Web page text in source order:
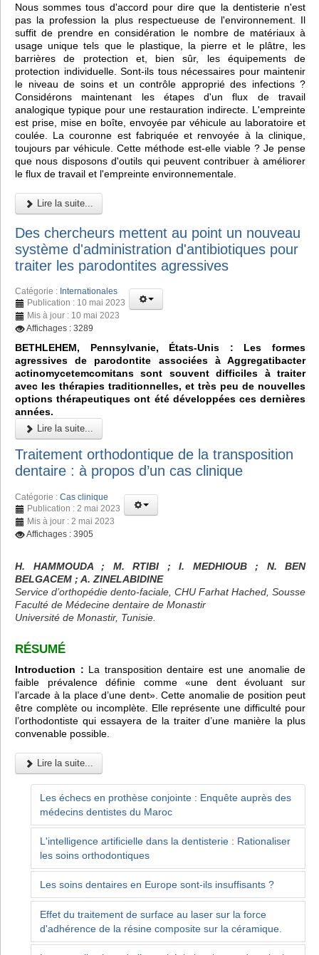
Nous sommes tous d'accord pour dire que la dentisterie n'est
pas la profession la plus respectueuse de l'environnement. Il
suffit de prendre en considération le nombre de matériaux à
usage unique tels que le plastique, la pierre et le plâtre, les
barrières de protection et, bien sûr, les équipements de
protection individuelle. Sont-ils tous nécessaires pour maintenir
le niveau de soins et un contrôle approprié des infections ?
Considérons maintenant les étapes d'un flux de travail
analogique typique pour une restauration indirecte. L'empreinte
est prise, mise en boîte, envoyée par véhicule au laboratoire et
coulée. La couronne est fabriquée et renvoyée à la clinique,
toujours par véhicule. Cette méthode est-elle viable ? Je pense
que nous disposons d'outils qui peuvent contribuer à améliorer
le flux de travail et l'empreinte environnementale.
Lire la suite...
Des chercheurs mettent au point un nouveau
système d'administration d'antibiotiques pour
traiter les parodontites agressives
Catégorie : Internationales
Publication : 10 mai 2023
Mis à jour : 10 mai 2023
Affichages : 3289
BETHLEHEM, Pennsylvanie, États-Unis : Les formes
agressives de parodontite associées à Aggregatibacter
actinomycetemcomitans sont souvent difficiles à traiter
avec les thérapies traditionnelles, et très peu de nouvelles
options thérapeutiques ont été développées ces dernières
années.
Lire la suite...
Traitement orthodontique de la transposition
dentaire : à propos d’un cas clinique
Catégorie : Cas clinique
Publication : 2 mai 2023
Mis à jour : 2 mai 2023
Affichages : 3905
H. HAMMOUDA ; M. RTIBI ; I. MEDHIOUB ; N. BEN
BELGACEM ; A. ZINELABIDINE
Service d’orthopédie dento-faciale, CHU Farhat Hached, Sousse
Faculté de Médecine dentaire de Monastir
Université de Monastir, Tunisie.
RÉSUMÉ
Introduction : La transposition dentaire est une anomalie de
faible prévalence définie comme «une dent évoluant sur
l’arcade à la place d’une dent». Cette anomalie de position peut
être complète ou incomplète. Elle représente une difficulté pour
l’orthodontiste qui essayera de la traiter d’une manière la plus
convenable possible.
Lire la suite...
Les échecs en prothèse conjointe : Enquête auprès des
médecins dentistes du Maroc
L'intelligence artificielle dans la dentisterie : Rationaliser
les soins orthodontiques
Les soins dentaires en Europe sont-ils insuffisants ?
Effet du traitement de surface au laser sur la force
d'adhérence de la résine composite sur la céramique.